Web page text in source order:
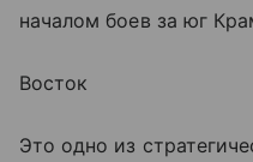
началом боев за юг
Восток
Это одно из